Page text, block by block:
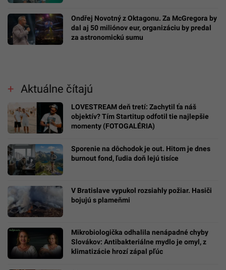
Ondřej Novotný z Oktagonu. Za McGregora by
dal aj 50 miliónov eur, organizáciu by predal
za astronomickú sumu
Aktuálne čítajú
LOVESTREAM deň tretí: Zachytil ťa náš
objektív? Tím Startitup odfotil tie najlepšie
momenty (FOTOGALÉRIA)
Sporenie na dôchodok je out. Hitom je dnes
burnout fond, ľudia doň lejú tisíce
V Bratislave vypukol rozsiahly požiar. Hasiči
bojujú s plameňmi
Mikrobiologička odhalila nenápadné chyby
Slovákov: Antibakteriálne mydlo je omyl, z
klimatizácie hrozí zápal pľúc